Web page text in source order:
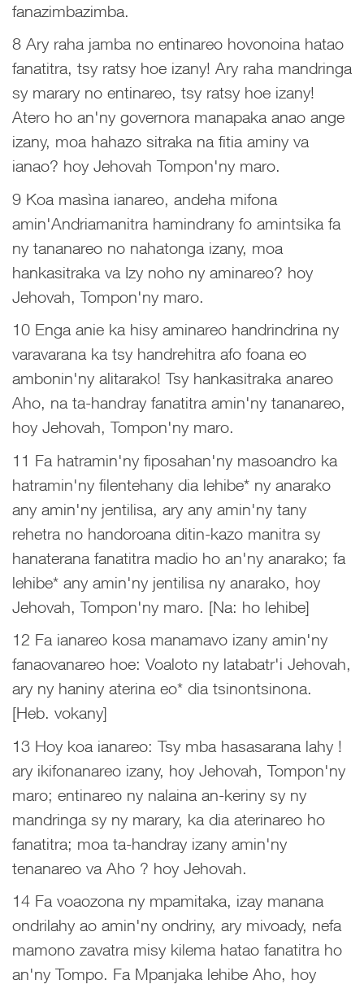
fanazimbazimba.
8 Ary raha jamba no entinareo hovonoina hatao
fanatitra, tsy ratsy hoe izany! Ary raha mandringa
sy marary no entinareo, tsy ratsy hoe izany!
Atero ho an'ny governora manapaka anao ange
izany, moa hahazo sitraka na fitia aminy va
ianao? hoy Jehovah Tompon'ny maro.
9 Koa masìna ianareo, andeha mifona
amin'Andriamanitra hamindrany fo amintsika fa
ny tananareo no nahatonga izany, moa
hankasitraka va Izy noho ny aminareo? hoy
Jehovah, Tompon'ny maro.
10 Enga anie ka hisy aminareo handrindrina ny
varavarana ka tsy handrehitra afo foana eo
ambonin'ny alitarako! Tsy hankasitraka anareo
Aho, na ta-handray fanatitra amin'ny tananareo,
hoy Jehovah, Tompon'ny maro.
11 Fa hatramin'ny fiposahan'ny masoandro ka
hatramin'ny filentehany dia lehibe* ny anarako
any amin'ny jentilisa, ary any amin'ny tany
rehetra no handoroana ditin-kazo manitra sy
hanaterana fanatitra madio ho an'ny anarako; fa
lehibe* any amin'ny jentilisa ny anarako, hoy
Jehovah, Tompon'ny maro. [Na: ho lehibe]
12 Fa ianareo kosa manamavo izany amin'ny
fanaovanareo hoe: Voaloto ny latabatr'i Jehovah,
ary ny haniny aterina eo* dia tsinontsinona.
[Heb. vokany]
13 Hoy koa ianareo: Tsy mba hasasarana lahy !
ary ikifonanareo izany, hoy Jehovah, Tompon'ny
maro; entinareo ny nalaina an-keriny sy ny
mandringa sy ny marary, ka dia aterinareo ho
fanatitra; moa ta-handray izany amin'ny
tenanareo va Aho ? hoy Jehovah.
14 Fa voaozona ny mpamitaka, izay manana
ondrilahy ao amin'ny ondriny, ary mivoady, nefa
mamono zavatra misy kilema hatao fanatitra ho
an'ny Tompo. Fa Mpanjaka lehibe Aho, hoy